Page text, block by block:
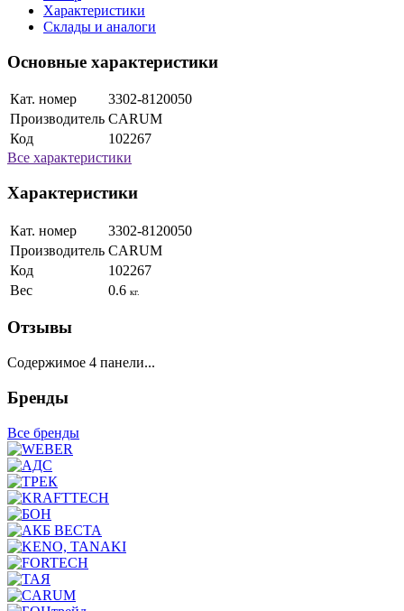
Характеристики
Склады и аналоги
Основные характеристики
Кат. номер
3302-8120050
Производитель CARUM
Код
102267
Все характеристики
Характеристики
Кат. номер
3302-8120050
Производитель CARUM
Код
102267
Вес
0.6 кг.
Отзывы
Содержимое 4 панели...
Бренды
Все бренды